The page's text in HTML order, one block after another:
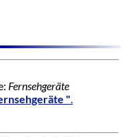
Fernsehgeräte
".